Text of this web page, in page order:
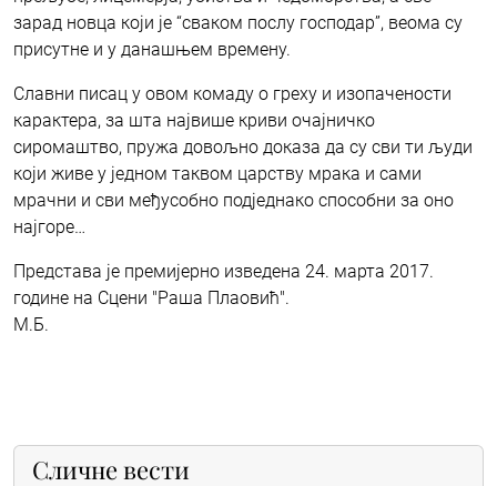
зарад новца који је “сваком послу господар”, веома су
присутне и у данашњем времену.
Славни писац у овом комаду о греху и изопачености
карактера, за шта највише криви очајничко
сиромаштво, пружа довољно доказа да су сви ти људи
који живе у једном таквом царству мрака и сами
мрачни и сви међусобно подједнако способни за оно
најгоре…
Представа је премијерно изведена 24. марта 2017.
године на Сцени "Раша Плаовић".
М.Б.
Сличне вести